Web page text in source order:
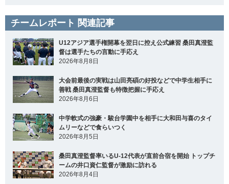
チームレポート 関連記事
U12アジア選手権開幕を翌日に控え公式練習 桑田真澄監
督は選手たちの言動に手応え
2026年8月8日
大会前最後の実戦は山田亮碩の好投などで中学生相手に
善戦 桑田真澄監督も特徴把握に手応え
2026年8月6日
中学軟式の強豪・駿台学園中を相手に大和田与喜のタイ
ムリーなどで食らいつく
2026年8月5日
桑田真澄監督率いるU-12代表が直前合宿を開始 トップチ
ームの井口資仁監督が激励に訪れる
2026年8月4日